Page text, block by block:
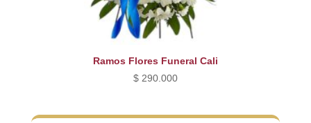
Ramos Flores Funeral Cali
$290.000